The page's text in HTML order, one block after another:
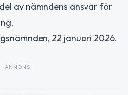
av nämndens ansvar för
22 januari 2026.
ANNONS